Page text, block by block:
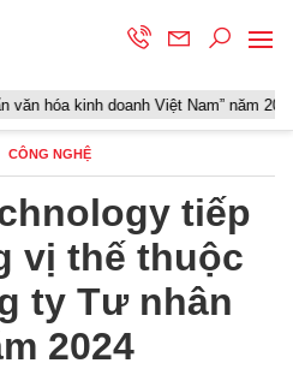
doanh Việt Nam” năm 2026
CÔNG NGHỆ
tiếp
vị thế thuộc
ty Tư nhân
2024